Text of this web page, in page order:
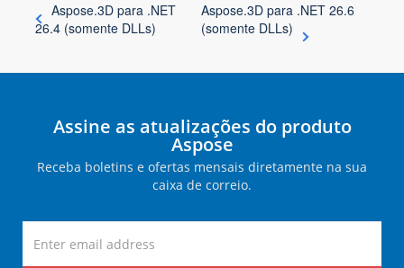
Aspose.3D para .NET
26.4 (somente DLLs)
Aspose.3D para .NET 26.6
(somente DLLs)
Assine as atualizações do produto
Aspose
Receba boletins e ofertas mensais diretamente na sua
caixa de correio.